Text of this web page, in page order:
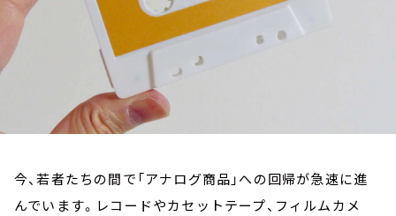
今、若者たちの間で「アナログ商品」への回帰が急速に進
んでいます。レコードやカセットテープ、フィルムカメ